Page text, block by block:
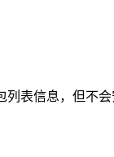
表信息，但不